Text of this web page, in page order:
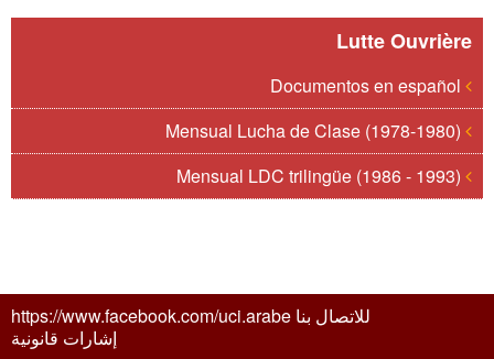
Lutte Ouvrière
للاتصال بنا https://www.facebook.com/uci.arabe
إشارات قانونية